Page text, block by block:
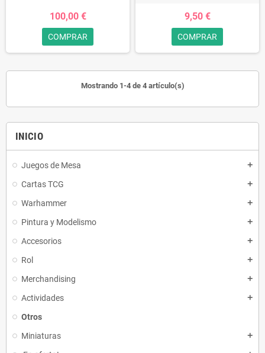
INICIO
Juegos de Mesa add
Cartas TCG add
Warhammer add
Pintura y Modelismo add
Accesorios add
Rol add
Merchandising add
Actividades add
Otros
Miniaturas
add
100,00 €
COMPRAR
9,50 €
COMPRAR
Mostrando 1-4 de 4 artículo(s)